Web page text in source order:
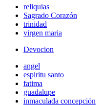
reliquias
Sagrado Corazón
trinidad
virgen maria
Devocion
angel
espiritu santo
fatima
guadalupe
inmaculada concepción